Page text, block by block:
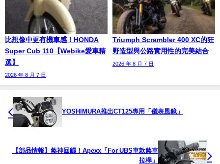
比想像中更有機車感！HONDA
Super Cub 110【Webike愛車精
選】
2026 年 8 月 7 日
Triumph Scrambler 400 XC的狂
野造型與公路實用性的完美結合
2026 年 8 月 7 日
YOSHIMURA推出CT125專用「儀表風鏡」
【部品情報】煞神回歸！Apexx「For UBS車款煞車
拉桿」